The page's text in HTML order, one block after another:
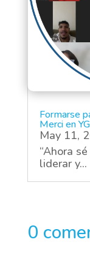
Formarse
Merci en
May 11,
“Ahora
liderar y...
0